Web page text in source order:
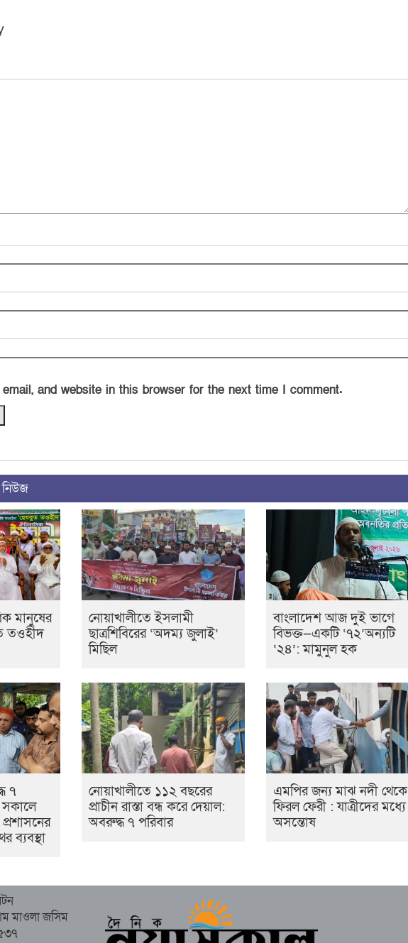
and website in this browser for the next time I comment.
মানুষের
তওহীদ
নোয়াখালীতে ইসলামী
ছাত্রশিবিরের ‘অদম্য জুলাই’
মিছিল
বাংলাদেশ আজ দুই ভাগে
বিভক্ত—একটি ‘৭২’অন্যটি
‘২৪’: মামুনুল হক
৭
সকালে
ব্যবস্থা
নোয়াখালীতে ১১২ বছরের
প্রাচীন রাস্তা বন্ধ করে দেয়াল:
অবরুদ্ধ ৭ পরিবার
এমপির জন্য মাঝ নদী থেকে
ফিরল ফেরী : যাত্রীদের মধ্যে
অসন্তোষ
মাওলা জসিম